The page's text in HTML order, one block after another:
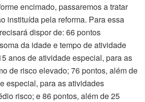
encimado, passaremos a tratar
instituída pela reforma. Para essa
dispor de: 66 pontos
da idade e tempo de atividade
anos de atividade especial, para as
de risco elevado; 76 pontos, além de
especial, para as atividades
risco; e 86 pontos, além de 25